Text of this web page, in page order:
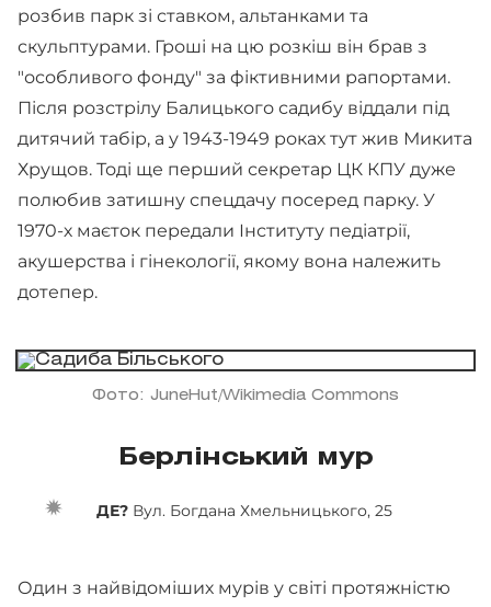
розбив парк зі ставком, альтанками та
скульптурами. Гроші на цю розкіш він брав з
"особливого фонду" за фіктивними рапортами.
Після розстрілу Балицького садибу віддали під
дитячий табір, а у 1943-1949 роках тут жив Микита
Хрущов. Тоді ще перший секретар ЦК КПУ дуже
полюбив затишну спецдачу посеред парку. У
1970-х маєток передали Інституту педіатрії,
акушерства і гінекології, якому вона належить
дотепер.
Фото: JuneHut/Wikimedia Commons
Берлінський мур
ДЕ? Вул. Богдана Хмельницького, 25
Один з найвідоміших мурів у світі протяжністю